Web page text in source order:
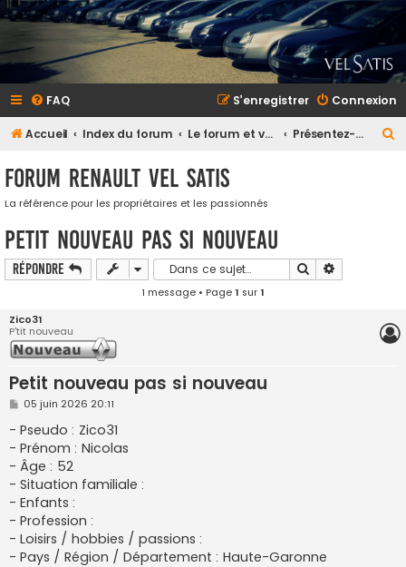
FAQ Connexion
S’enregistrer
Accueil Index du forum Le forum et vous Présentez-vous (et votre Vel Satis)
e
r
Forum Renault VEL SATIS
La référence pour les propriétaires et les passionnés
Petit nouveau pas si nouveau
Répondre Rechercher
1 message • Page1 sur1
Zico31
P'tit nouveau
Petit nouveau pas si nouveau
M
s
s
a
g
e
05 juin 2026 20:11
- Pseudo : Zico31
- Prénom : Nicolas
- Âge : 52
- Situation familiale :
- Enfants :
- Profession :
- Loisirs / hobbies / passions :
- Pays / Région / Département : Haute-Garonne